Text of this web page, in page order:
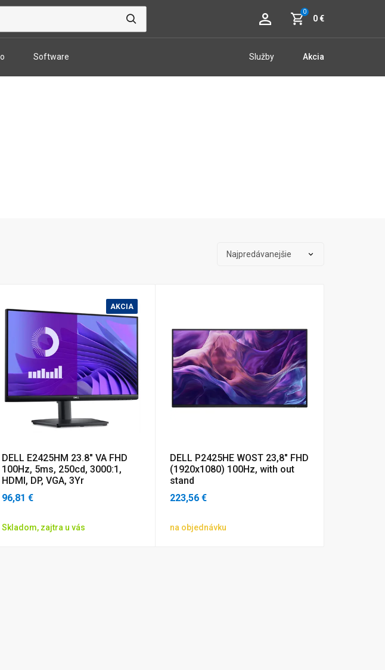
0
0 €
Software Služby Akcia
AKCIA
DELL E2425HM 23.8" VA FHD
100Hz, 5ms, 250cd, 3000:1,
HDMI, DP, VGA, 3Yr
96,81 €
Skladom, zajtra u vás
DELL P2425HE WOST 23,8" FHD
(1920x1080) 100Hz, with out
stand
223,56 €
na objednávku